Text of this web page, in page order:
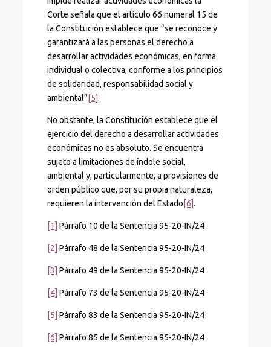
Corte señala que el artículo 66 numeral 15 de
la Constitución establece que “se reconoce y
garantizará a las personas el derecho a
desarrollar actividades económicas, en forma
individual o colectiva, conforme a los principios
de solidaridad, responsabilidad social y
ambiental” [5].
No obstante, la Constitución establece que el
ejercicio del derecho a desarrollar actividades
económicas no es absoluto. Se encuentra
sujeto a limitaciones de índole social,
ambiental y, particularmente, a provisiones de
orden público que, por su propia naturaleza,
requieren la intervención del Estado [6].
[1] Párrafo 10 de la Sentencia 95-20-IN/24
[2] Párrafo 48 de la Sentencia 95-20-IN/24
[3] Párrafo 49 de la Sentencia 95-20-IN/24
[4] Párrafo 73 de la Sentencia 95-20-IN/24
[5] Párrafo 83 de la Sentencia 95-20-IN/24
[6] Párrafo 85 de la Sentencia 95-20-IN/24